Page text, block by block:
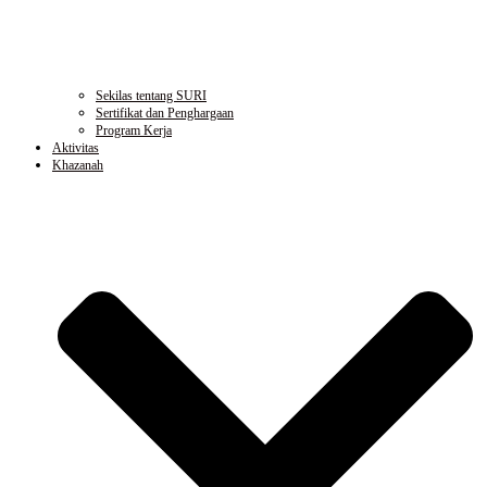
Sekilas tentang SURI
Sertifikat dan Penghargaan
Program Kerja
Aktivitas
Khazanah